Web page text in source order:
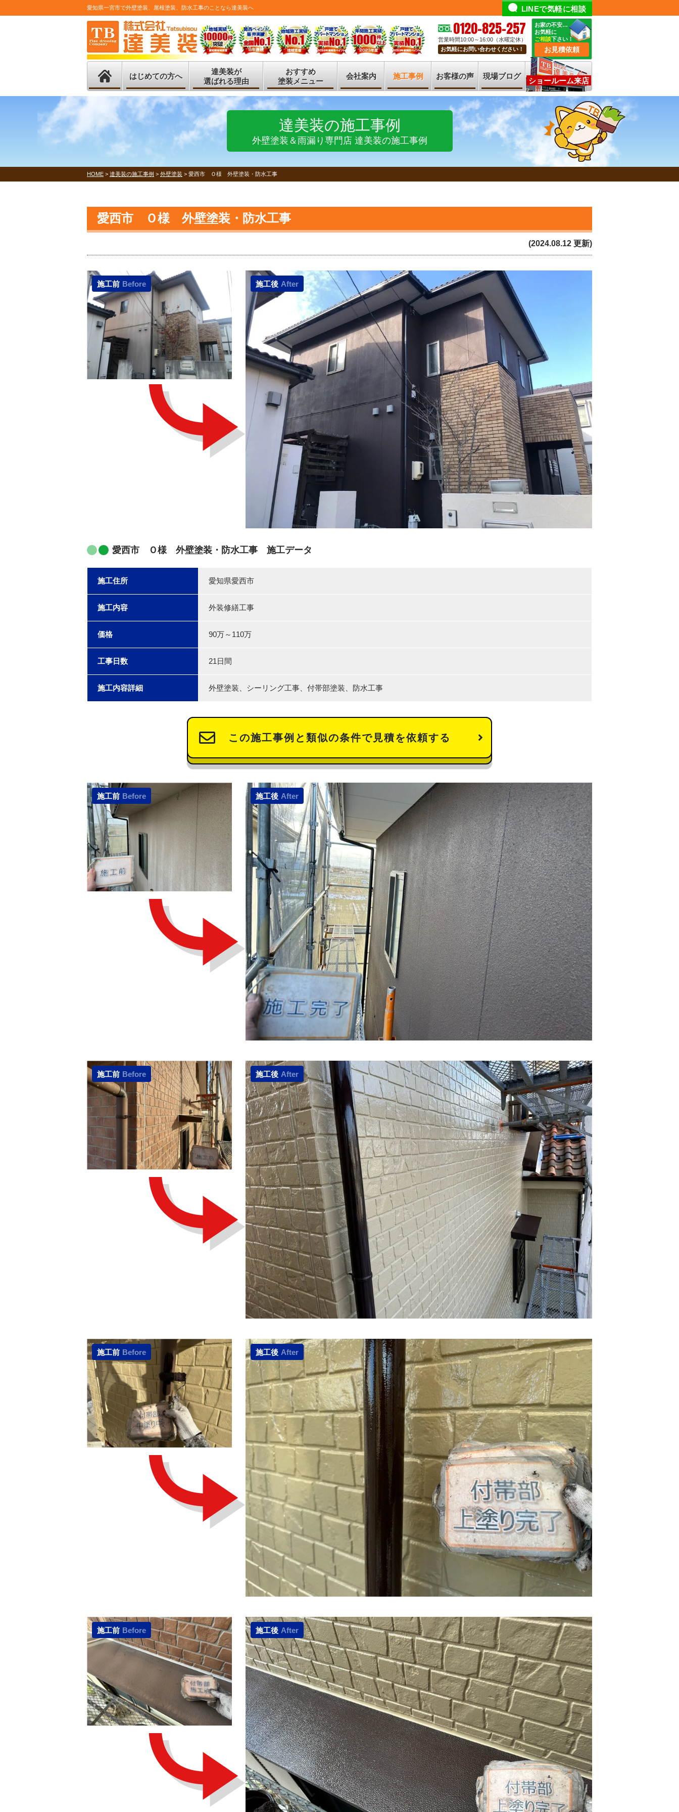
愛知県一宮市で外壁塗装、屋根塗装、防水工事のことなら達美装へ LINEで気軽に相談
0120-825-257
営業時間10:00～16:00（水曜定休）
お気軽にお問い合わせください！
お家の不安…
お気軽に
ご相談下さい！
お見積依頼
はじめての方へ
達美装が
選ばれる理由
おすすめ
塗装メニュー
会社案内 施工事例 お客様の声 現場ブログ
ショールーム来店
達美装の施工事例
外壁塗装＆雨漏り専門店 達美装の施工事例
HOME > 達美装の施工事例 > 外壁塗装 > 愛西市 Ｏ様 外壁塗装・防水工事
愛西市 Ｏ様 外壁塗装・防水工事
(2024.08.12 更新)
施工後 After
施工前 Before
愛西市 Ｏ様 外壁塗装・防水工事 施工データ
施工住所 愛知県愛西市
施工内容 外装修繕工事
価格 90万～110万
工事日数 21日間
施工内容詳細 外壁塗装、シーリング工事、付帯部塗装、防水工事
この施工事例と類似の条件で見積を依頼する
施工前 Before 施工後 After
施工前 Before 施工後 After
施工前 Before 施工後 After
施工前 Before 施工後 After